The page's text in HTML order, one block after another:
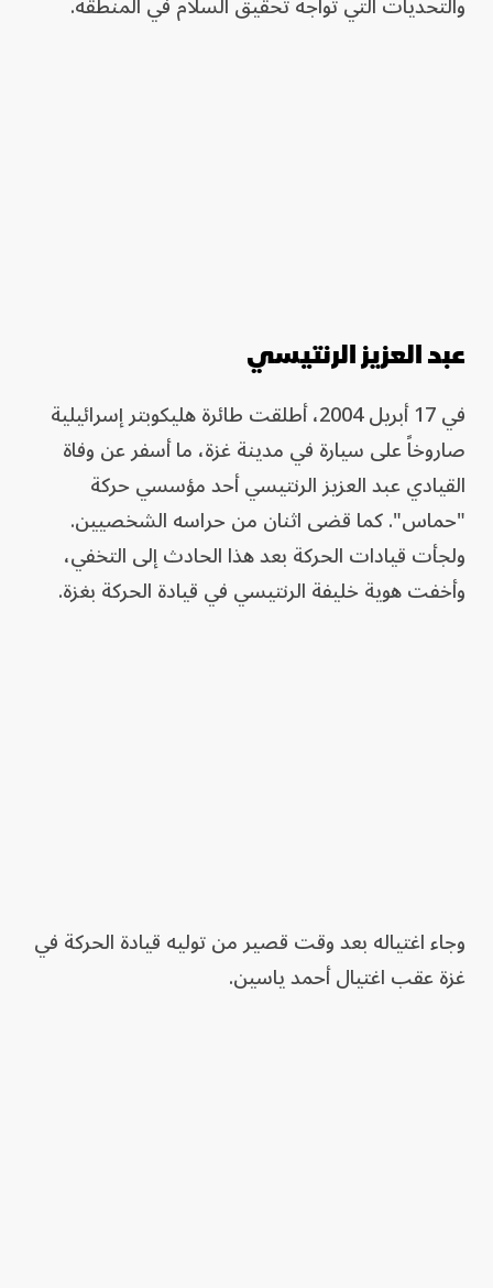
عبد العزيز الرنتيسي
في 17 أبريل 2004، أطلقت طائرة هليكوبتر إسرائيلية
صاروخاً على سيارة في مدينة غزة، ما أسفر عن وفاة
القيادي عبد العزيز الرنتيسي أحد مؤسسي حركة
"حماس". كما قضى اثنان من حراسه الشخصيين.
ولجأت قيادات الحركة بعد هذا الحادث إلى التخفي،
وأخفت هوية خليفة الرنتيسي في قيادة الحركة بغزة.
وجاء اغتياله بعد وقت قصير من توليه قيادة الحركة في
غزة عقب اغتيال أحمد ياسين.